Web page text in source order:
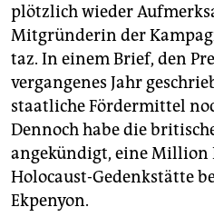
plötzlich wieder
Mitgründerin der
taz. In einem Brief, den
vergangenes Jahr
staatliche Fördermittel
Dennoch habe die
angekündigt, eine Million
Holocaust-Gedenkstätte
Ekpenyon.